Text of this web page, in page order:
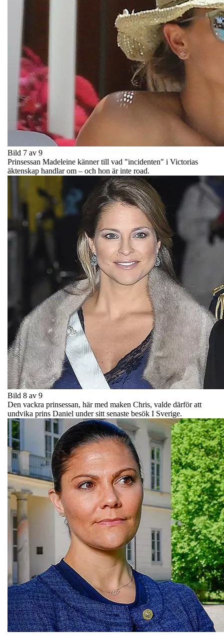
Bild 7 av 9
Prinsessan Madeleine känner till vad "incidenten" i Victorias
äktenskap handlar om – och hon är inte road.
Bild 8 av 9
Den vackra prinsessan, här med maken Chris, valde därför att
undvika prins Daniel under sitt senaste besök I Sverige.